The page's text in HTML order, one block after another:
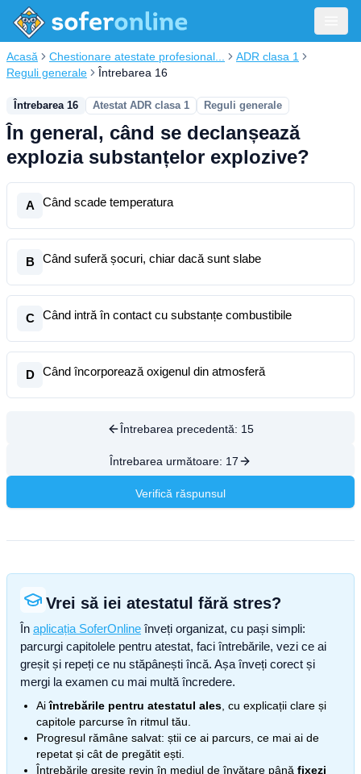
Acasă Chestionare atestate profesional...
ADR clasa 1
Reguli generale
Întrebarea 16
Întrebarea 16 Atestat ADR clasa 1 Reguli generale
În general, când se declanșează
explozia substanțelor explozive?
A Când scade temperatura
B Când suferă șocuri, chiar dacă sunt slabe
C Când intră în contact cu substanțe combustibile
D Când încorporează oxigenul din atmosferă
Întrebarea precedentă: 15
Întrebarea următoare: 17
Verifică răspunsul
Vrei să iei atestatul fără stres?
În aplicația SoferOnline înveți organizat, cu pași simpli:
parcurgi capitolele pentru atestat, faci întrebările, vezi ce ai
greșit și repeți ce nu stăpânești încă. Așa înveți corect și
mergi la examen cu mai multă încredere.
Aiîntrebările pentru atestatul ales , cu explicații clare și
capitole parcurse în ritmul tău.
Progresul rămâne salvat: știi ce ai parcurs, ce mai ai de
repetat și cât de pregătit ești.
Întrebările greșite revin în mediul de învățare până fixezi